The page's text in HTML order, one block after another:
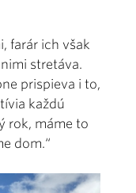
farár ich však
stretáva.
prispieva i to,
každú
rok, máme to
dom.“